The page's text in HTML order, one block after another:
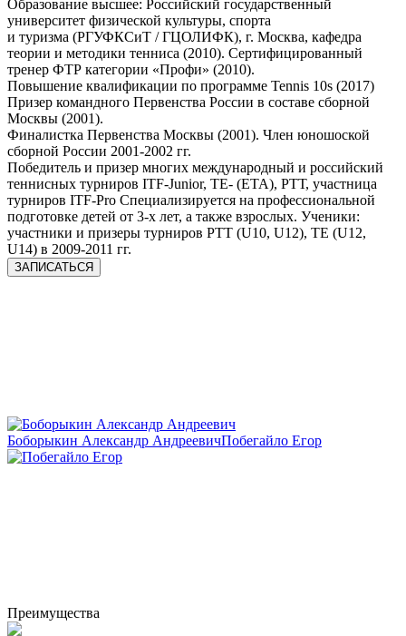
Образование высшее: Российский государственный
университет физической культуры, спорта
и туризма (РГУФКСиТ / ГЦОЛИФК), г. Москва, кафедра
теории и методики тенниса (2010). Сертифицированный
тренер ФТР категории «Профи» (2010).
Повышение квалификации по программе Tennis 10s (2017)
Призер командного Первенства России в составе сборной
Москвы (2001).
Финалистка Первенства Москвы (2001). Член юношоской
сборной России 2001-2002 гг.
Победитель и призер многих международный и российский
теннисных турниров ITF-Junior, TE- (ETA), РТТ, участница
турниров ITF-Pro Специализируется на профессиональной
подготовке детей от 3-х лет, а также взрослых. Ученики:
участники и призеры турниров РТТ (U10, U12), TE (U12,
U14) в 2009-2011 гг.
ЗАПИСАТЬСЯ
Боборыкин Александр АндреевичПобегайло Егор
Преимущества